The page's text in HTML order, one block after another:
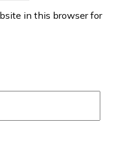
in this browser for